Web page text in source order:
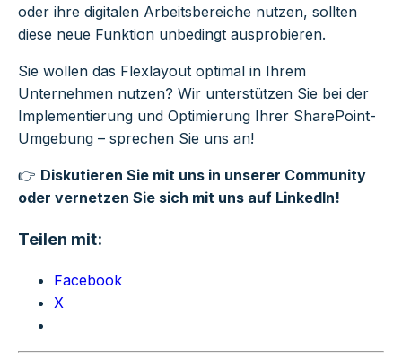
oder ihre digitalen Arbeitsbereiche nutzen, sollten
diese neue Funktion unbedingt ausprobieren.
Sie wollen das Flexlayout optimal in Ihrem
Unternehmen nutzen? Wir unterstützen Sie bei der
Implementierung und Optimierung Ihrer SharePoint-
Umgebung – sprechen Sie uns an!
👉 Diskutieren Sie mit uns in unserer Community
oder vernetzen Sie sich mit uns auf LinkedIn!
Teilen mit:
Facebook
X